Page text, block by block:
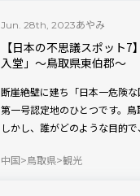
Jun. 28th, 2023あやみ
【日本の不思議スポット
入堂」〜鳥取県東伯郡〜
断崖絶壁に建ち「日本一危険
第一号認定地のひとつです。鳥
しかし、誰がどのような目的
中国 鳥取県 観光